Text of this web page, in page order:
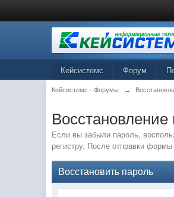
Кейсистемс Форум
Кейсистемс - Форумы →
Восстановление
Если вы забыли пароль,
регистру. После отправки
Восстановить пароль